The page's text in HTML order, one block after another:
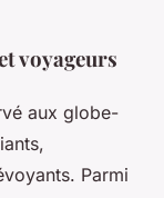
voyageurs
aux globe-
Parmi